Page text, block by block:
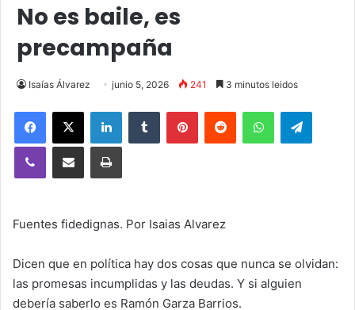
No es baile, es
precampaña
Isaías Álvarez junio 5, 2026 241 3 minutos leidos
Facebook
X LinkedInTumblr PinterestReddit WhatsApp
Viber Compartir vía email Imprimir
Fuentes fidedignas. Por Isaias Alvarez
Dicen que en política hay dos cosas que nunca se olvidan:
las promesas incumplidas y las deudas. Y si alguien
debería saberlo es Ramón Garza Barrios.